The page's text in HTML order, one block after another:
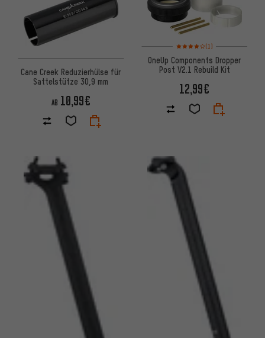
Cane Creek Reduzierhülse für
Sattelstütze 30,9 mm
AB 10,99€
Bewertungen: 4 von 5
(1)
OneUp Components Dropper
Post V2.1 Rebuild Kit
12,99€